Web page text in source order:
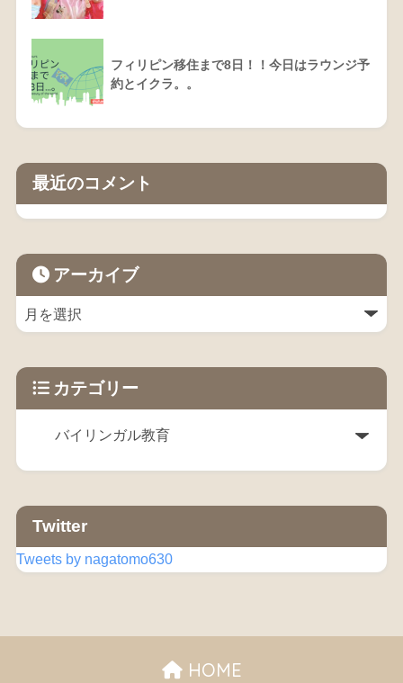
フィリピン移住まで8日！！今日はラウンジ予
約とイクラ。。
最近のコメント
アーカイブ
カテゴリー
Twitter
Tweets by nagatomo630
HOME